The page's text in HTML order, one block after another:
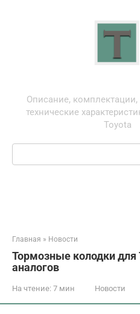
Описание,
технические
Toyota
Поиск:
Главная » Новости
Тормозные колодки для
аналогов
На чтение: 7 мин Новости